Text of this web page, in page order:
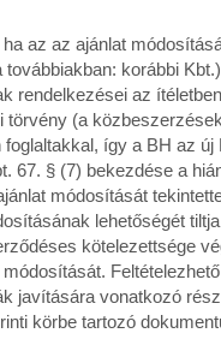
az az ajánlat
korábbi
rendelkezései az
(a
foglaltakkal, így a BH az
67. § (7) bekezdése a
módosítását
lehetőségét
kötelezettsége
javítására vonatkozó
körbe tartozó